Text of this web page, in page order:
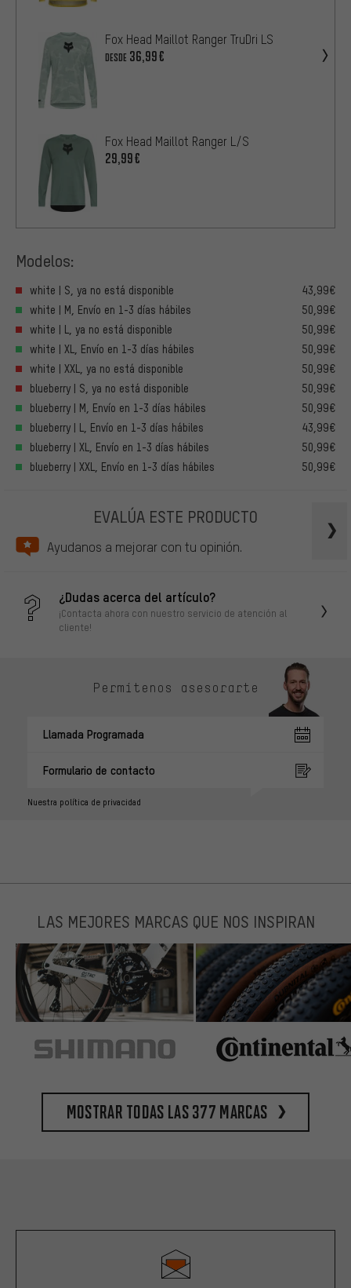
Fox Head Maillot Ranger TruDri LS
DESDE 36,99€
Fox Head Maillot Ranger L/S
29,99€
Modelos:
white | S, ya no está disponible
43,99€
white | M, Envío en 1-3 días hábiles
50,99€
white | L, ya no está disponible
50,99€
white | XL, Envío en 1-3 días hábiles
50,99€
white | XXL, ya no está disponible
50,99€
blueberry | S, ya no está disponible
50,99€
blueberry | M, Envío en 1-3 días hábiles
50,99€
blueberry | L, Envío en 1-3 días hábiles
43,99€
blueberry | XL, Envío en 1-3 días hábiles
50,99€
blueberry | XXL, Envío en 1-3 días hábiles
50,99€
EVALÚA ESTE PRODUCTO
Ayudanos a mejorar con tu opinión.
¿Dudas acerca del artículo?
¡Contacta ahora con nuestro servicio de atención al
cliente!
Permítenos asesorarte
Llamada Programada
Formulario de contacto
Nuestra política de privacidad
LAS MEJORES MARCAS QUE NOS INSPIRAN
Mostrar todas las 377 marcas